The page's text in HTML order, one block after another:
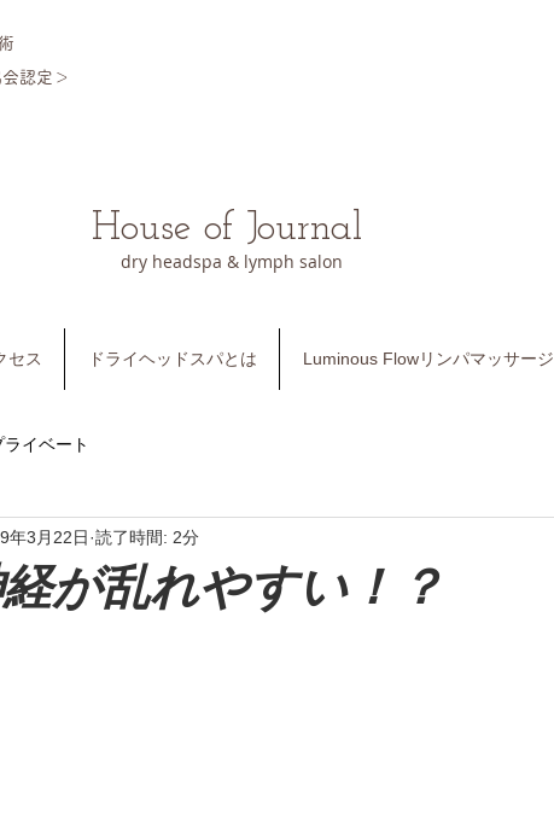
認定＞
House of Journal
dry headspa & lymph salon
セス ドライヘッドスパとは Luminous Flowリンパマッサージ
ライベート
が乱れやすい！？
年3月22日 読了時間: 2分